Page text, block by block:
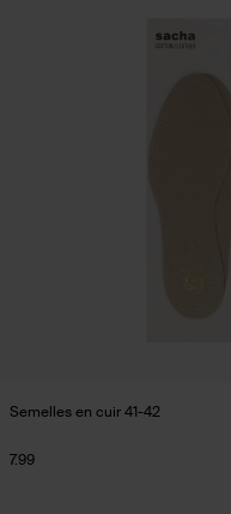
Semelles en cuir 41-42
7.99